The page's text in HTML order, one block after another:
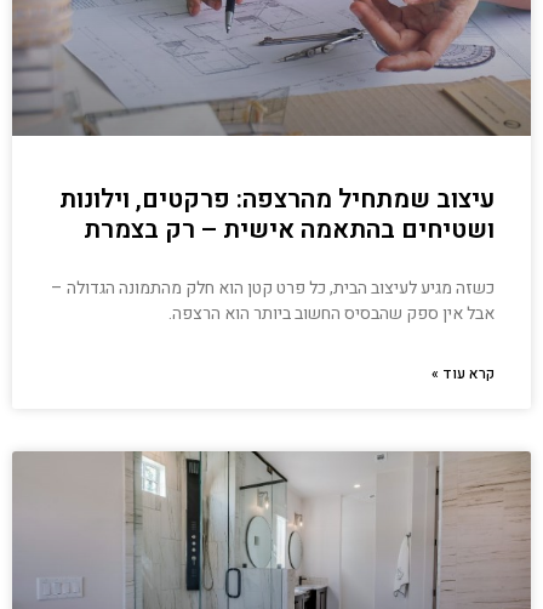
עיצוב שמתחיל מהרצפה: פרקטים, וילונות
ושטיחים בהתאמה אישית – רק בצמרת
כשזה מגיע לעיצוב הבית, כל פרט קטן הוא חלק מהתמונה הגדולה –
אבל אין ספק שהבסיס החשוב ביותר הוא הרצפה.
קרא עוד »